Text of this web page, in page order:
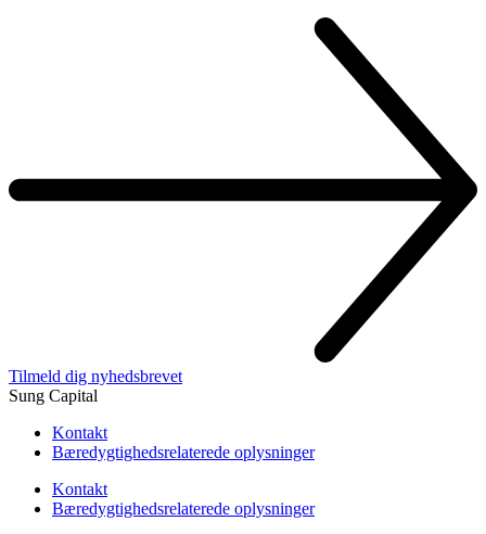
Tilmeld dig nyhedsbrevet
Sung Capital
Kontakt
Bæredygtighedsrelaterede oplysninger
Kontakt
Bæredygtighedsrelaterede oplysninger